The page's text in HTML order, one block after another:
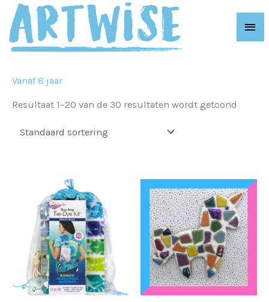
naar
de
Vanaf 8 jaar
Resultaat 1–20 van de 30 resultaten wordt getoond
Dit
heeft
Deze
optie